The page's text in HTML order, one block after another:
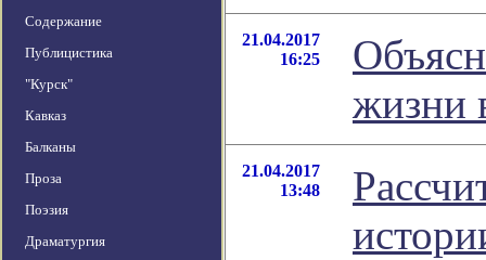
Содержание
Публицистика
"Курск"
Кавказ
Балканы
Проза
Поэзия
Драматургия
21.04.2017
16:25
жизни
21.04.2017
13:48